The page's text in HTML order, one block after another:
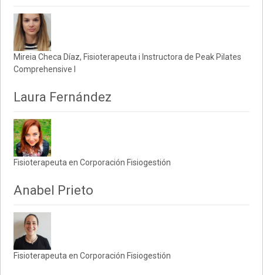
Mireia Checa Díaz, Fisioterapeuta i Instructora de Peak Pilates
Comprehensive I
Laura Fernández
Fisioterapeuta en Corporación Fisiogestión
Anabel Prieto
Fisioterapeuta en Corporación Fisiogestión